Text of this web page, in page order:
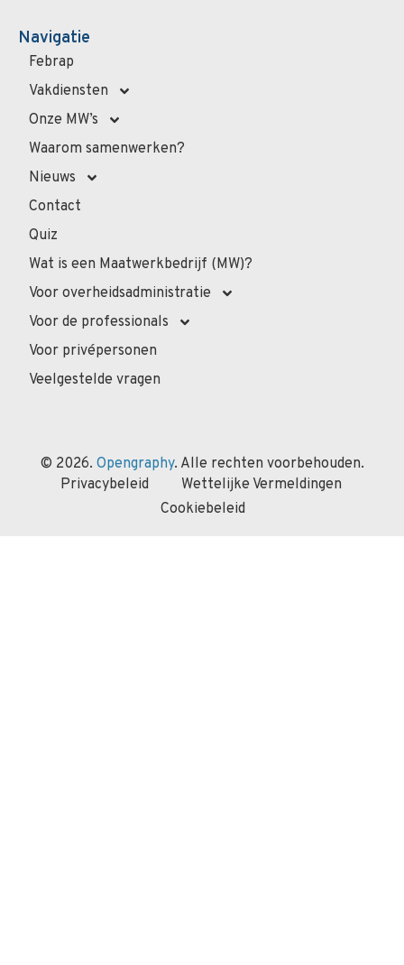
Navigatie
Febrap
Vakdiensten
Onze MW’s
Waarom samenwerken?
Nieuws
Contact
Quiz
Wat is een Maatwerkbedrijf (MW)?
Voor overheidsadministratie
Voor de professionals
Voor privépersonen
Veelgestelde vragen
© 2026. Opengraphy. Alle rechten voorbehouden.
Privacybeleid
Wettelijke Vermeldingen
Cookiebeleid